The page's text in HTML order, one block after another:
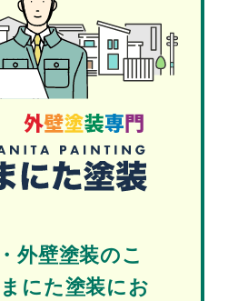
外壁塗装のこ
にた塗装にお